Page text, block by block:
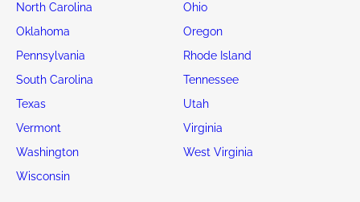
North Carolina
Ohio
Oklahoma
Oregon
Pennsylvania
Rhode Island
South Carolina
Tennessee
Texas
Utah
Vermont
Virginia
Washington
West Virginia
Wisconsin